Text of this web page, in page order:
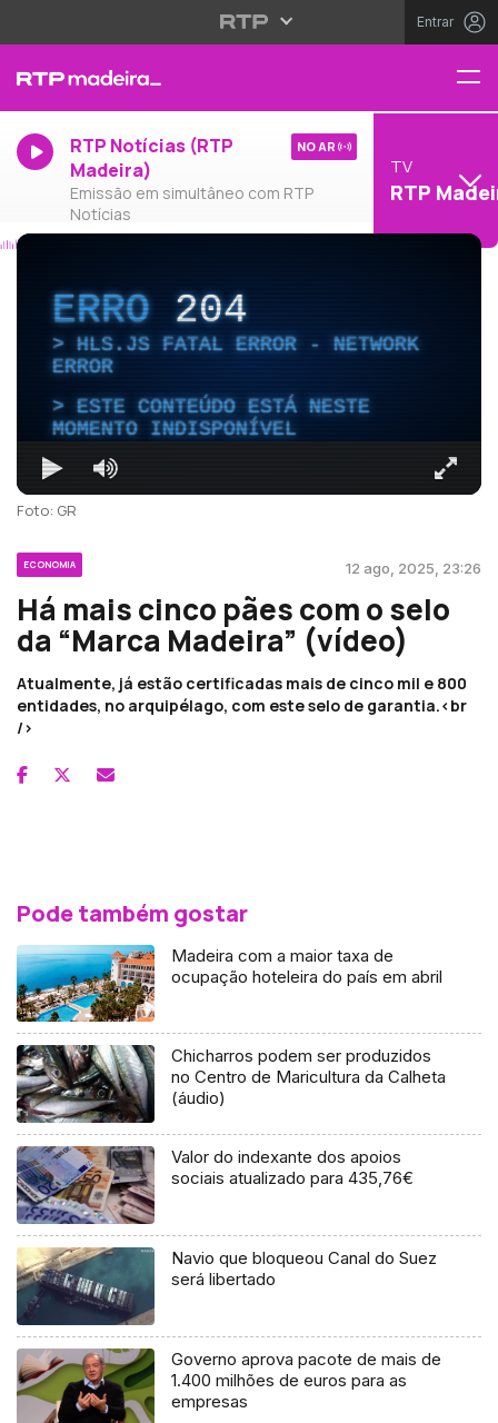
Entrar
RTP Notícias (RTP
Madeira)
Emissão em simultâneo com RTP
Notícias
NO AR
TV
RTP
ERRO204
HLS.JS FATAL ERROR - NETWORK
ERROR
ESTE CONTEÚDO ESTÁ NESTE
MOMENTO INDISPONÍVEL
Foto: GR
ECONOMIA 12 ago, 2025, 23:26
Há mais cinco pães com o selo
da “Marca Madeira” (vídeo)
Atualmente, já estão certificadas mais de cinco mil e 800
entidades, no arquipélago, com este selo de garantia.<br
/>
Pode também gostar
Madeira com a maior taxa de
ocupação hoteleira do país em abril
Chicharros podem ser produzidos
no Centro de Maricultura da Calheta
(áudio)
Valor do indexante dos apoios
sociais atualizado para 435,76€
Navio que bloqueou Canal do Suez
será libertado
Governo aprova pacote de mais de
1.400 milhões de euros para as
empresas